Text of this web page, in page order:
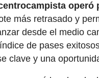
operó
más retrasado y
desde el medio
de pases
clave y una